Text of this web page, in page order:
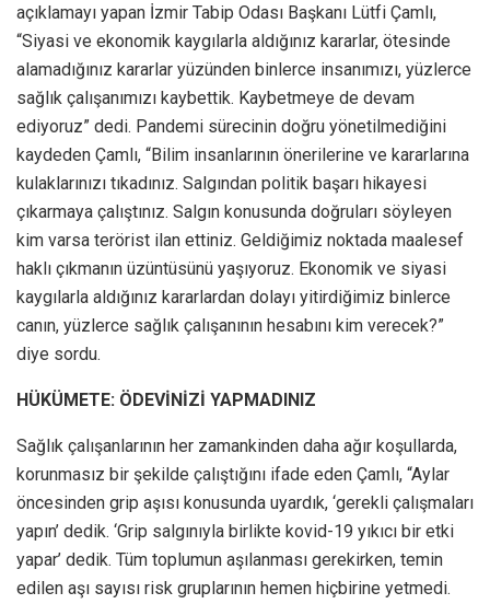
açıklamayı yapan İzmir Tabip Odası Başkanı Lütfi Çamlı,
“Siyasi ve ekonomik kaygılarla aldığınız kararlar, ötesinde
alamadığınız kararlar yüzünden binlerce insanımızı, yüzlerce
sağlık çalışanımızı kaybettik. Kaybetmeye de devam
ediyoruz” dedi. Pandemi sürecinin doğru yönetilmediğini
kaydeden Çamlı, “Bilim insanlarının önerilerine ve kararlarına
kulaklarınızı tıkadınız. Salgından politik başarı hikayesi
çıkarmaya çalıştınız. Salgın konusunda doğruları söyleyen
kim varsa terörist ilan ettiniz. Geldiğimiz noktada maalesef
haklı çıkmanın üzüntüsünü yaşıyoruz. Ekonomik ve siyasi
kaygılarla aldığınız kararlardan dolayı yitirdiğimiz binlerce
canın, yüzlerce sağlık çalışanının hesabını kim verecek?”
diye sordu.
HÜKÜMETE: ÖDEVİNİZİ YAPMADINIZ
Sağlık çalışanlarının her zamankinden daha ağır koşullarda,
korunmasız bir şekilde çalıştığını ifade eden Çamlı, “Aylar
öncesinden grip aşısı konusunda uyardık, ‘gerekli çalışmaları
yapın’ dedik. ‘Grip salgınıyla birlikte kovid-19 yıkıcı bir etki
yapar’ dedik. Tüm toplumun aşılanması gerekirken, temin
edilen aşı sayısı risk gruplarının hemen hiçbirine yetmedi.